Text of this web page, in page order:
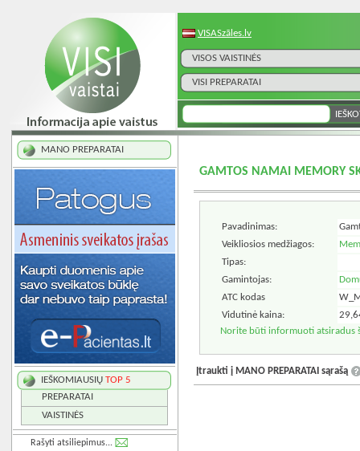
VISASzāles.lv
VISOS VAISTINĖS
VISI PREPARATAI
MANO PREPARATAI
IEŠKOMIAUSIŲ TOP 5
PREPARATAI
VAISTINĖS
Rašyti atsiliepimus...
GAMTOS NAMAI MEMORY
Pavadinimas:
Veikliosios medžiagos:
Tipas:
Gamintojas:
ATC kodas
Vidutinė kaina:
Norite būti informuoti atsiradus
Įtraukti į MANO PREPARATAI sąrašą